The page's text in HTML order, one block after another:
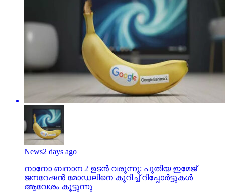
News2 days ago
നാനോ ബനാന 2 ഉടന്‍ വരുന്നു; പുതിയ ഇമേജ്
ജനറേഷന്‍ മോഡലിനെ കുറിച്ച് റിപ്പോര്‍ട്ടുകള്‍
ആവേശം കൂട്ടുന്നു